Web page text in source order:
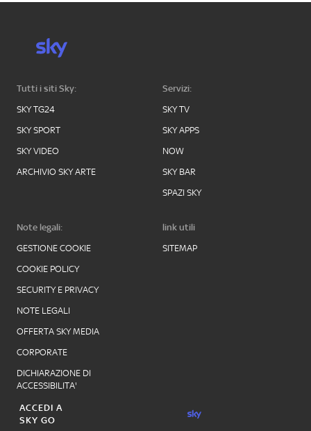
Tutti i siti Sky:
SKY TG24
SKY SPORT
SKY VIDEO
ARCHIVIO SKY ARTE
Servizi:
SKY TV
SKY APPS
NOW
SKY BAR
SPAZI SKY
Note legali:
GESTIONE COOKIE
COOKIE POLICY
SECURITY E PRIVACY
NOTE LEGALI
OFFERTA SKY MEDIA
CORPORATE
DICHIARAZIONE DI
ACCESSIBILITA'
link utili
SITEMAP
ACCEDI A
SKY GO